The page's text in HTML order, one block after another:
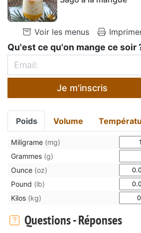
Voir les menus
Qu'est ce qu'on mange ce soir
Je m'inscris
Poids Volume
Miligrame (mg)
Grammes (g)
Ounce (oz)
Pound (lb)
Kilos (kg)
Questions - Réponses